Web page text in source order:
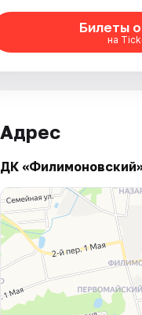
Билеты
на
Адрес
ДК